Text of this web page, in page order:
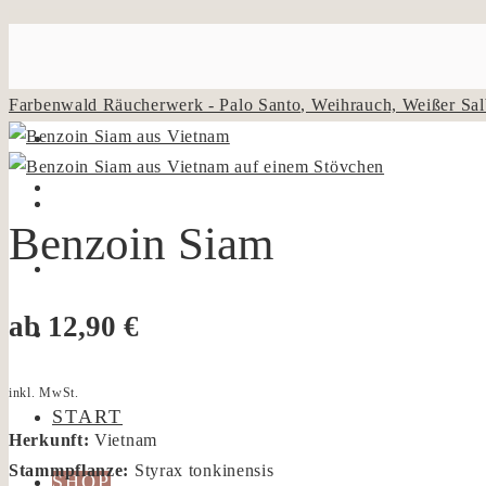
START
SHOP
Farbenwald Räucherwerk - Palo Santo, Weihrauch, Weißer
Benzoin Siam
ab 12,90 €
inkl. MwSt.
Herkunft: Vietnam
Stammpflanze: Styrax tonkinensis